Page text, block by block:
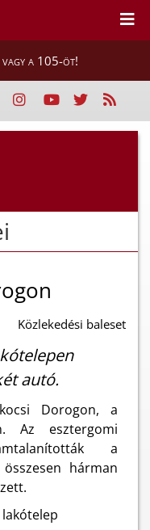
vagy a 105-öt!
Közlekedési baleset
autó.
Dorogon, a
Az esztergomi
a
hárman